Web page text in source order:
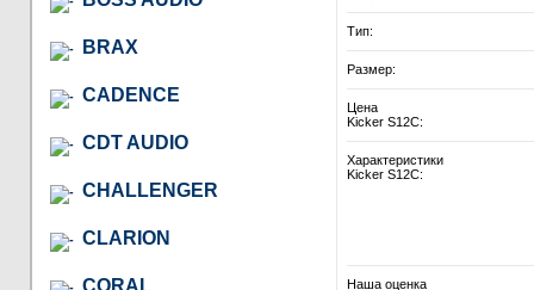
BRAX
CADENCE
CDT AUDIO
CHALLENGER
CLARION
CORAL
Тип:
Размер:
Цена
Kicker S12C:
Характеристики
Kicker S12C:
Наша оценка